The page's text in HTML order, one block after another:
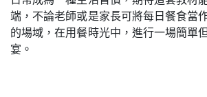
端，不論老師或是家長可將每日餐食當
的場域，在用餐時光中，進行一場簡單
宴。